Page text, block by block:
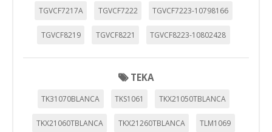
TGVCF7217A TGVCF7222 TGVCF7223-10798166
TGVCF8219 TGVCF8221 TGVCF8223-10802428
TEKA
TK31070BLANCA TKS1061 TKX21050TBLANCA
TKX21060TBLANCA TKX21260TBLANCA TLM1069